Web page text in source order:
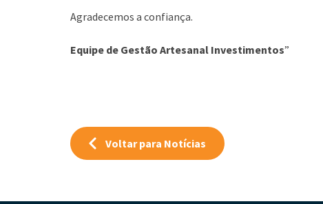
Agradecemos a confiança.
Equipe de Gestão Artesanal Investimentos”
Voltar para Notícias